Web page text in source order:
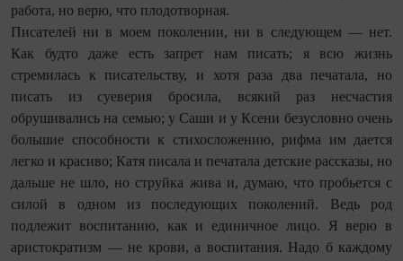
работа, но верю, что плодотворная.
Писателей ни в моем поколении, ни в следующем — нет.
Как будто даже есть запрет нам писать; я всю жизнь
стремилась к писательству, и хотя раза два печатала, но
писать из суеверия бросила, всякий раз несчастия
обрушивались на семью; у Саши и у Ксени безусловно очень
большие способности к стихосложению, рифма им дается
легко и красиво; Катя писала и печатала детские рассказы, но
дальше не шло, но струйка жива и, думаю, что пробьется с
силой в одном из последующих поколений. Ведь род
подлежит воспитанию, как и единичное лицо. Я верю в
аристократизм — не крови, а воспитания. Надо б каждому